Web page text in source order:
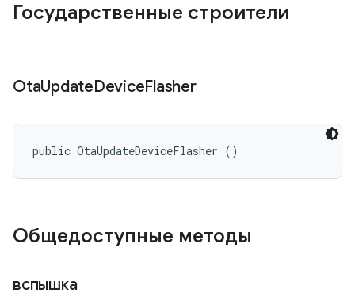
Государственные строители
OtaUpdateDeviceFlasher
public OtaUpdateDeviceFlasher ()
Общедоступные методы
вспышка